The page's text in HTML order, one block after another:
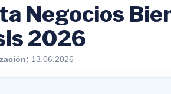
Negocios
2026
13.06.2026